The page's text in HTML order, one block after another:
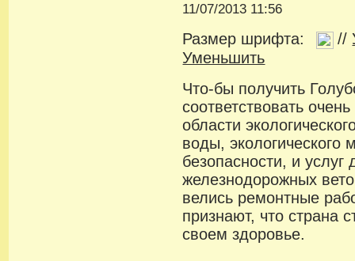
11/07/2013 11:56
Размер шрифта: //
Уменьшить
Что-бы получить
соответствовать
области
воды, экологического
безопасности, и
железнодорожных
велись ремонтные
признают, что страна
своем здоровье.